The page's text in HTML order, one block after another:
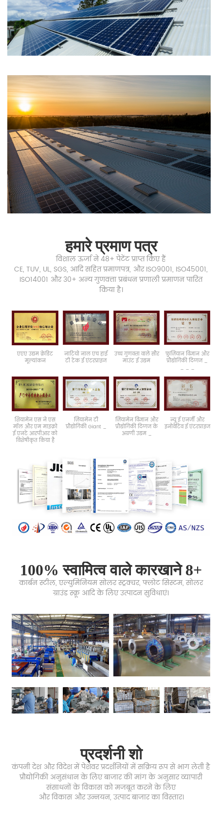
हमारे प्रमाण पत्र
विशाल ऊर्जा ने 48+ पेटेंट प्राप्त किए हैं
CE, TUV, UL, SGS, आदि सहित प्रमाणपत्र, और ISO9001, ISO45001,
ISO14001 और 30+ अन्य गुणवत्ता प्रबंधन प्रणाली प्रमाणन पारित
किया है।
एएएउद्यम क्रेडिट
मूल्यांकन
नाटियोनालएचहाई
टीटेकईएंटरप्राइज
उच्च गुणवत्ता वाले सौर
माउंटईउद्यम
फ़ुज़ियानविज्ञान और
प्रौद्योगिकीदिग्गज_
_ _ _
शियामेनएस नेएस
मॉल औरएममाइक्रो
ईएनटे आरपीआरको
विशेषीकृतकिया है
ज़ियामेनटी
प्रौद्योगिकीGiant _
ज़ियामेनविज्ञान और
प्रौद्योगिकीदिग्गजके
अग्रणीउद्यम _
न्यूईएनर्जी और
इनोवेटिवईएंटरप्राइज
100% स्वामित्व वाले कारखाने 8+
कार्बन स्टील, एल्युमिनियम सोलर स्ट्रक्चर, फ्लोट सिस्टम, सोलर
ग्राउंड स्क्रू आदि के लिए उत्पादन सुविधाएं।
प्रदर्शनी शो
कंपनी देश और विदेश में पेशेवर प्रदर्शनियों में सक्रिय रूप से भाग लेती है
प्रौद्योगिकी अनुसंधान के लिए बाजार की मांग के अनुसारव्यापारी
संसाधनोंके विकास को मजबूत करने के लिए
और विकास और उन्नयन,उत्पाद बाजार का विस्तार।